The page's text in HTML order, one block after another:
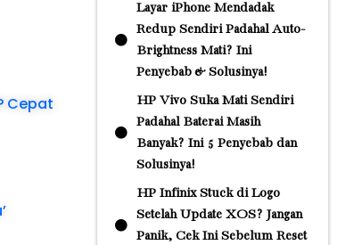
Cepat
Layar iPhone Mendadak
Redup Sendiri Padahal Auto-
Brightness Mati? Ini
Penyebab & Solusinya!
HP Vivo Suka Mati Sendiri
Padahal Baterai Masih
Banyak? Ini 5 Penyebab dan
Solusinya!
HP Infinix Stuck di Logo
Setelah Update XOS? Jangan
Panik, Cek Ini Sebelum Reset